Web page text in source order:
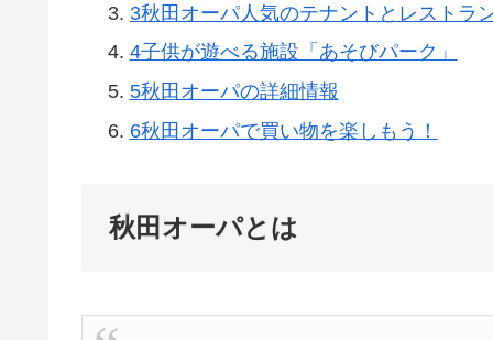
3秋田オーパ人気のテナントとレストラ
4子供が遊べる施設「あそびパーク」
5秋田オーパの詳細情報
6秋田オーパで買い物を楽しもう！
秋田オーパとは